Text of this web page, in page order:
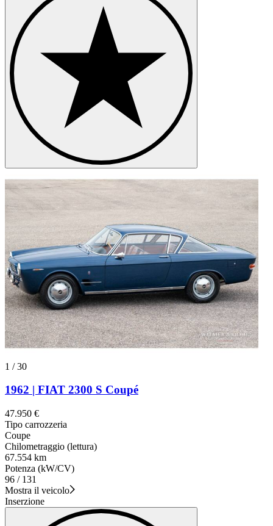
1 /30
1962 | FIAT 2300 S Coupé
47.950 €
Tipo carrozzeria
Coupe
Chilometraggio (lettura)
67.554 km
Potenza (kW/CV)
96 / 131
Mostra il veicolo
Inserzione